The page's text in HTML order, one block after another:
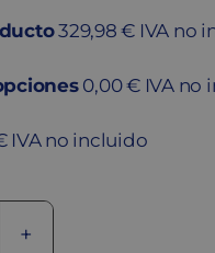
329,98 € IVA no
0,00 € IVA no
IVA no incluido